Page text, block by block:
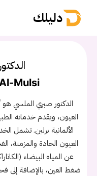
دليلك
Mulsi
الدكتور صبري الملسي
العيون، ويقدم خدماته
الألمانية برلين. تشمل
العيون الحادة والمزمنة،
عن المياه البيضاء
ضغط العين، بالإضافة إلى